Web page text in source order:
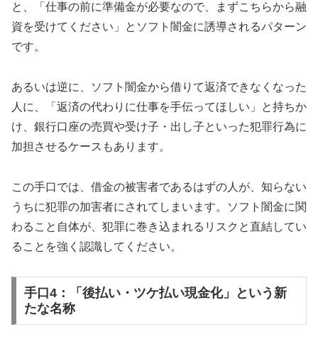
と、「仕事の前に準備金が必要なので、まずこちらから融
資を受けてください」とソフト闇金に誘導されるパターン
です。
あるいは逆に、ソフト闇金から借りて返済できなくなった
人に、「返済の代わりに仕事を手伝ってほしい」と持ちか
け、銀行口座の売買や受け子・出し子といった犯罪行為に
加担させるケースもあります。
この手口では、借金の被害者であるはずの人が、知らない
うちに犯罪の加害者にされてしまいます。ソフト闇金に関
わること自体が、犯罪に巻き込まれるリスクと直結してい
ることを強く認識してください。
手口4：「後払い・ツケ払い現金化」という新
たな名称